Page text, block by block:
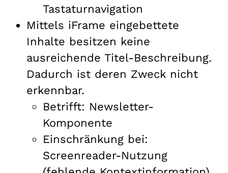
Tastaturnavigation
Mittels iFrame eingebettete
Inhalte besitzen keine
ausreichende Titel-Beschreibung.
Dadurch ist deren Zweck nicht
erkennbar.
Betrifft: Newsletter-
Komponente
Einschränkung bei:
Screenreader-Nutzung